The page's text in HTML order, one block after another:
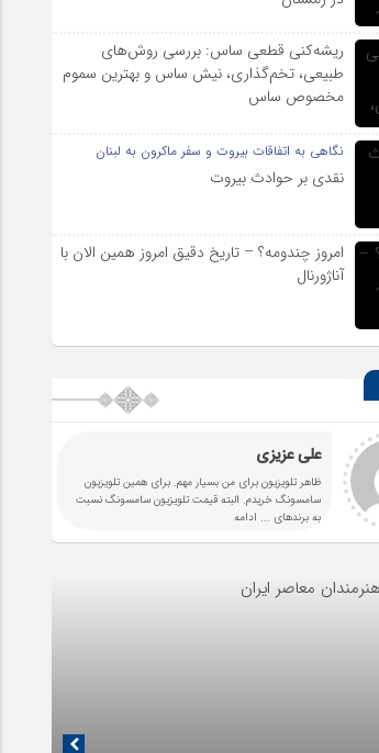
ریشه‌کنی قطعی ساس: بررسی روش‌های
طبیعی، تخم‌گذاری، نیش ساس و بهترین سموم
مخصوص ساس
نگاهی به اتفاقات بیروت و سفر ماکرون به لبنان
نقدی بر حوادث بیروت
امروز چندومه؟ – تاریخ دقیق امروز همین الان با
آناژورنال
علی عزیزی
ظاهر تلویزیون برای من بسیار مهم. برای همین تلویزیون
سامسونگ خریدم. البته قیمت تلویزیون سامسونگ نسبت
به برندهای ... ادامه